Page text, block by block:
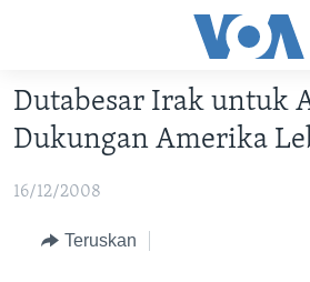
Akses
Lanjut
ke
Konten
Lanjut
VIDEO
POLYGRAPH
Dutabesar Irak untuk
Dukungan Amerika
16/12/2008
Teruskan